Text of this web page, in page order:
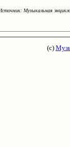
Музыкальная
(с)